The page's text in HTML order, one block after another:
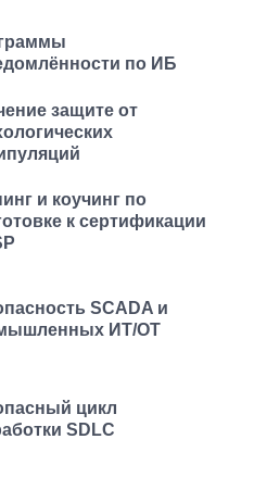
по ИБ
защите от
и коучинг по
к сертификации
SCADA и
ИТ/ОТ
цикл
SDLC